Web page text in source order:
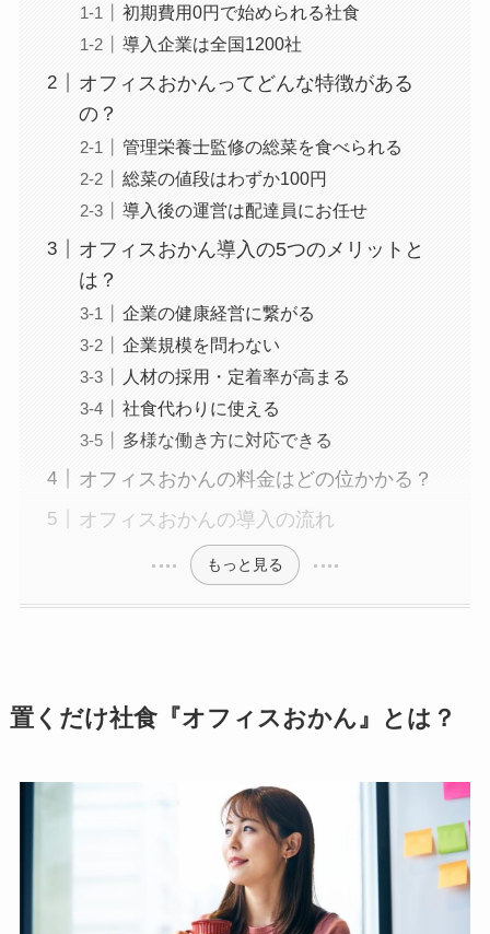
初期費用0円で始められる社食
導入企業は全国1200社
オフィスおかんってどんな特徴がある
の？
管理栄養士監修の総菜を食べられる
総菜の値段はわずか100円
導入後の運営は配達員にお任せ
オフィスおかん導入の5つのメリットと
は？
企業の健康経営に繋がる
企業規模を問わない
人材の採用・定着率が高まる
社食代わりに使える
多様な働き方に対応できる
オフィスおかんの料金はどの位かかる？
オフィスおかんの導入の流れ
もっと見る
置くだけ社食『オフィスおかん』とは？